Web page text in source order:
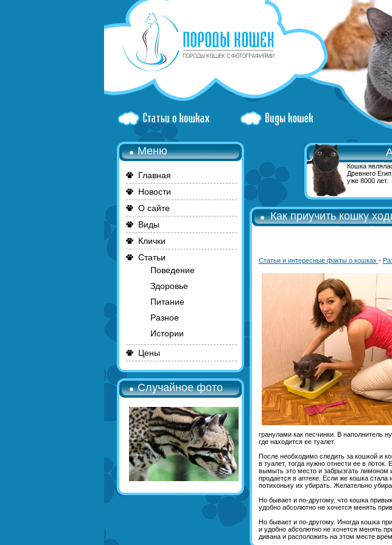
Меню
Главная
Новости
О сайте
Виды
Клички
Статьи
Поведение
Здоровье
Питание
Разное
Истории
Цены
Случайное фото
Кошка
Древнего
уже 8000 лет.
Как приучить кошку
Статьи и интересные факты о кошках -
гранулами как песчинки. В наполнитель
где находится ее туалет.
После необходимо следить за кошкой и
в туалет, тогда нужно отнести ее в
вымыть это место и забрызгать лимоном
продается в аптеке. Если же кошка стала
потихоньку их убирать. Желательно
Но бывает и по-другому, что кошка
удобно абсолютно не хочется менять
Но бывает и по-другому. Иногда кошка
и удобно абсолютно не хочется менять
дивана и расположить на этом месте